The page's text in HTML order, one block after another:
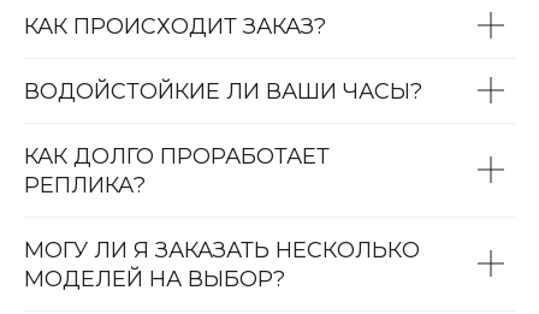
КАК ПРОИСХОДИТ ЗАКАЗ?
ВОДОЙСТОЙКИЕ ЛИ ВАШИ ЧАСЫ?
КАК ДОЛГО ПРОРАБОТАЕТ
РЕПЛИКА?
МОГУ ЛИ Я ЗАКАЗАТЬ НЕСКОЛЬКО
МОДЕЛЕЙ НА ВЫБОР?